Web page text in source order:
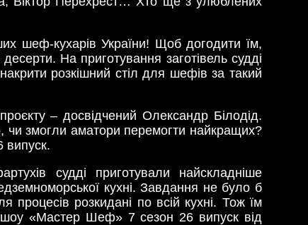
шеф-кухарів України! Щоб догодити їм,
На приготування заготівель судді
розкішний стіл для шефів за такий
– досвідчений Олександр Білодід.
чи змогли аматори перемогти найкращих?
випуск.
судді приготували найскладніше
кухні. Завдання не було б
розкидані по всій кухні. Тож їм
шоу «Мастер Шеф» 7 сезон 26 випуск від